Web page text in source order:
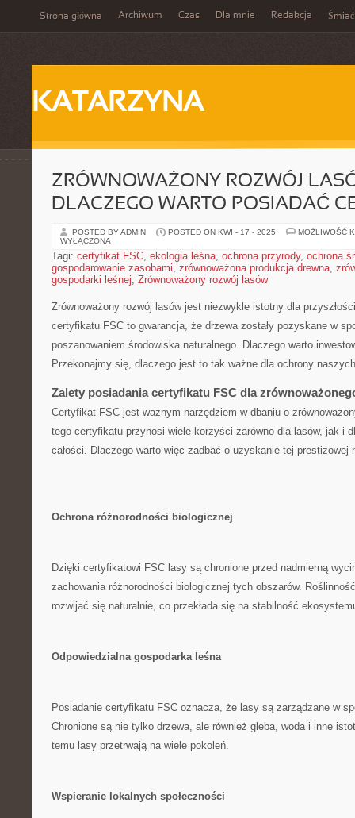
Strona główna Archiwum Czas Dla mnie Redakcja Śmiać
KATARZYNA
ZRÓWNOWAŻONY ROZWÓJ
DLACZEGO WARTO POSIADAĆ
POSTED BY ADMIN POSTED ON KWI - 17 - 2025
MOŻLIWOŚĆ
WYŁĄCZONA
Tagi: certyfikat FSC, ekologia leśna, ochrona przyrody, ochrona
gospodarowanie zasobami, zrównoważona produkcja drewna,
gospodarki leśnej, Zrównoważony rozwój lasów
Zrównoważony rozwój⁣ lasów jest niezwykle ‌istotny​ dla
certyfikatu FSC to gwarancja, że drzewa zostały pozyskane w
poszanowaniem środowiska naturalnego.‍ Dlaczego warto
⁤Przekonajmy się, dlaczego jest to tak ważne dla ‌ochrony
Zalety posiadania certyfikatu FSC dla
Certyfikat ⁤FSC jest ważnym narzędziem w dbaniu ⁣o
tego certyfikatu przynosi‍ wiele korzyści zarówno dla lasów, ⁢jak i
całości. ‍Dlaczego warto więc zadbać o uzyskanie tej prestiżowej
Ochrona różnorodności⁤ biologicznej
Dzięki certyfikatowi FSC ‍lasy są chronione przed nadmierną
zachowania różnorodności⁢ biologicznej tych obszarów.
rozwijać się naturalnie,‍ co⁢ przekłada się na ⁤stabilność
Odpowiedzialna gospodarka leśna
Posiadanie certyfikatu FSC oznacza, że lasy są zarządzane w
Chronione są nie tylko ⁣drzewa, ale również ⁣gleba, woda i⁤ inne
temu lasy przetrwają na wiele pokoleń.
Wspieranie lokalnych społeczności